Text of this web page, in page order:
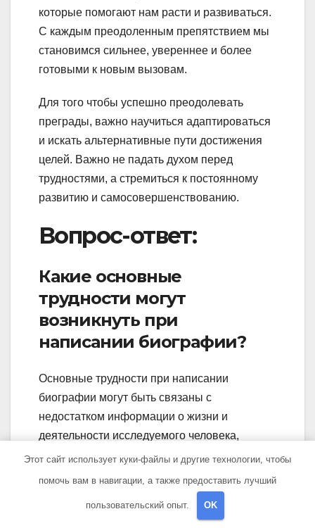
которые помогают нам расти и развиваться.
С каждым преодоленным препятствием мы
становимся сильнее, увереннее и более
готовыми к новым вызовам.
Для того чтобы успешно преодолевать
преграды, важно научиться адаптироваться
и искать альтернативные пути достижения
целей. Важно не падать духом перед
трудностями, а стремиться к постоянному
развитию и самосовершенствованию.
Вопрос-ответ:
Какие основные
трудности могут
возникнуть при
написании биографии?
Основные трудности при написании
биографии могут быть связаны с
недостатком информации о жизни и
деятельности исследуемого человека,
несоответствием данных и источников,
событий, а также сложностями выбора и
структурирования материала.
Этот сайт использует куки-файлы и другие технологии, чтобы
помочь вам в навигации, а также предоставить лучший
пользовательский опыт. OK